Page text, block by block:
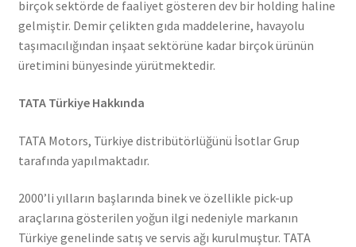
birçok sektörde de faaliyet gösteren dev bir holding haline
gelmiştir. Demir çelikten gıda maddelerine, havayolu
taşımacılığından inşaat sektörüne kadar birçok ürünün
üretimini bünyesinde yürütmektedir.
TATA Türkiye Hakkında
TATA Motors, Türkiye distribütörlüğünü İsotlar Grup
tarafında yapılmaktadır.
2000’li yılların başlarında binek ve özellikle pick-up
araçlarına gösterilen yoğun ilgi nedeniyle markanın
Türkiye genelinde satış ve servis ağı kurulmuştur. TATA